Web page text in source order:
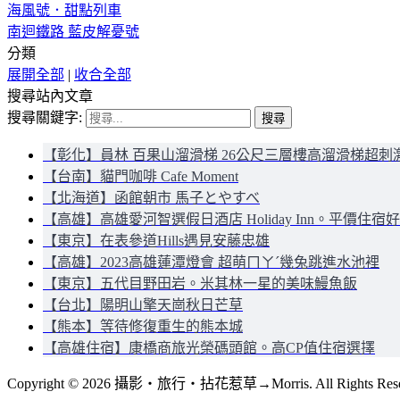
海風號．甜點列車
南迴鐵路 藍皮解憂號
分類
展開全部 | 收合全部
搜尋站內文章
搜尋關鍵字:
【彰化】員林 百果山溜滑梯 26公尺三層樓高溜滑梯超刺
【台南】貓門咖啡 Cafe Moment
【北海道】函館朝市 馬子とやすべ
【高雄】高雄愛河智選假日酒店 Holiday Inn。平價住宿
【東京】在表參道Hills遇見安藤忠雄
【高雄】2023高雄蓮潭燈會 超萌ㄇㄚˊ幾兔跳進水池裡
【東京】五代目野田岩。米其林一星的美味鰻魚飯
【台北】陽明山擎天崗秋日芒草
【熊本】等待修復重生的熊本城
【高雄住宿】康橋商旅光榮碼頭館。高CP值住宿選擇
Copyright © 2026 攝影‧旅行‧拈花惹草→Morris. All Rights